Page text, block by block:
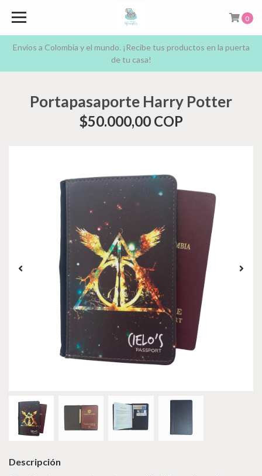
Envíos a Colombia y el mundo. ¡Recibe tus productos en la puerta
de tu casa!
0
Portapasaporte Harry Potter
$50.000,00 COP
Descripción